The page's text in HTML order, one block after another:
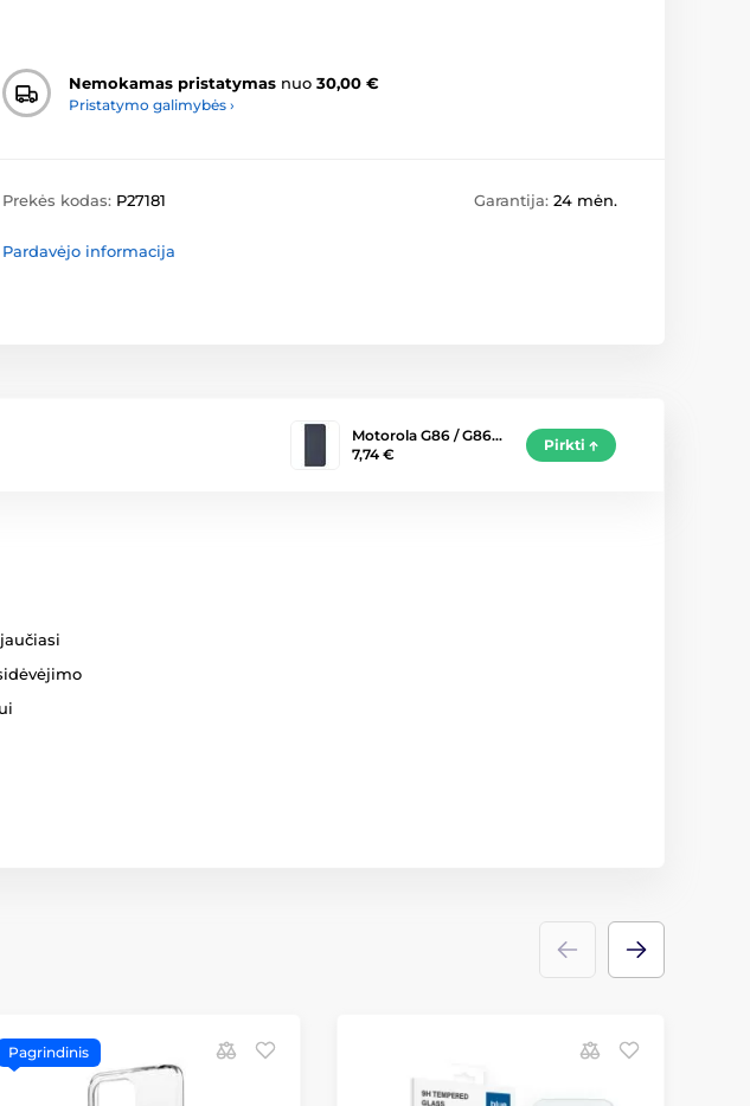
Nemokamas pristatymas nuo 30,00 €
Pristatymo galimybės ›
Prekės kodas: P27181 Garantija: 24 mėn.
Pardavėjo informacija
Motorola G86 / G86…
7,74 €
Pirkti
Pagrindinis